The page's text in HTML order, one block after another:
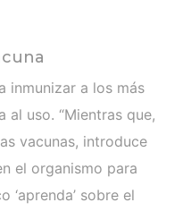
inmunizar a los más
al uso. “Mientras que,
vacunas, introduce
el organismo para
‘aprenda’ sobre el